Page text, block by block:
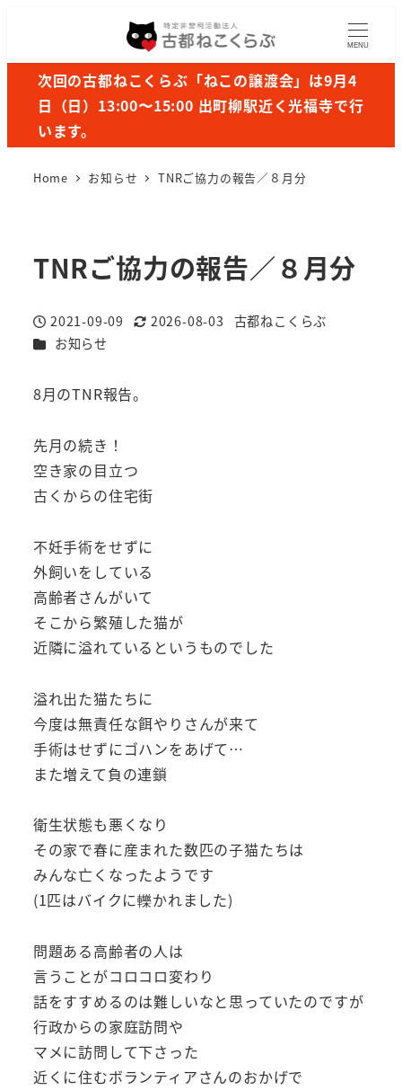
MENU
次回の古都ねこくらぶ「ねこの譲渡会」は9月4
日（日）13:00〜15:00 出町柳駅近く光福寺で行
います。
Home お知らせ TNRご協力の報告／８月分
TNRご協力の報告／８月分
投稿日
2021-09-09
更新日
2026-08-03
著
古都ねこくらぶ
カテゴリー
お知らせ
8月のTNR報告。
先月の続き！
空き家の目立つ
古くからの住宅街
不妊手術をせずに
外飼いをしている
高齢者さんがいて
そこから繁殖した猫が
近隣に溢れているというものでした
溢れ出た猫たちに
今度は無責任な餌やりさんが来て
手術はせずにゴハンをあげて…
また増えて負の連鎖
衛生状態も悪くなり
その家で春に産まれた数匹の子猫たちは
みんな亡くなったようです
(1匹はバイクに轢かれました)
問題ある高齢者の人は
言うことがコロコロ変わり
話をすすめるのは難しいなと思っていたのですが
行政からの家庭訪問や
マメに訪問して下さった
近くに住むボランティアさんのおかげで